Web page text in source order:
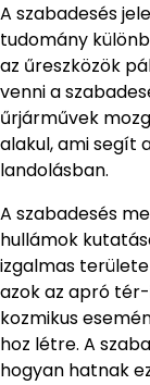
A szabadesés
tudomány
az űreszközök
venni a
űrjárművek
alakul, ami segít
landolásban.
A szabadesés
hullámok
izgalmas
azok az apró
kozmikus
hoz létre. A
hogyan hatnak